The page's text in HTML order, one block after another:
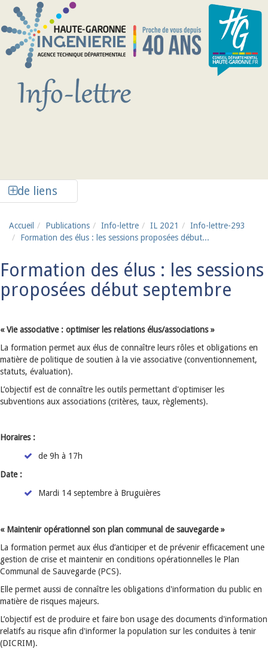
Aller au contenu principal
de liens
Accueil Publications Info-lettre IL 2021
Info-lettre-293
Formation des élus : les sessions proposées début...
Formation des élus : les sessions
proposées début septembre
« Vie associative : optimiser les relations élus/associations »
La formation permet aux élus de connaître leurs rôles et obligations en
matière de politique de soutien à la vie associative (conventionnement,
statuts, évaluation).
L’objectif est de connaître les outils permettant d'optimiser les
subventions aux associations (critères, taux, règlements).
Horaires :
de 9h à 17h
Date :
Mardi 14 septembre à Bruguières
« Maintenir opérationnel son plan communal de sauvegarde »
La formation permet aux élus d’anticiper et de prévenir efficacement une
gestion de crise et maintenir en conditions opérationnelles le Plan
Communal de Sauvegarde (PCS).
Elle permet aussi de connaître les obligations d'information du public en
matière de risques majeurs.
L’objectif est de produire et faire bon usage des documents d'information
relatifs au risque afin d'informer la population sur les conduites à tenir
(DICRIM).